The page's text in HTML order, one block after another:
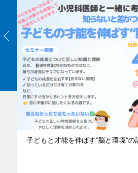
子どもと才能を伸ばす”脳と環境”の話